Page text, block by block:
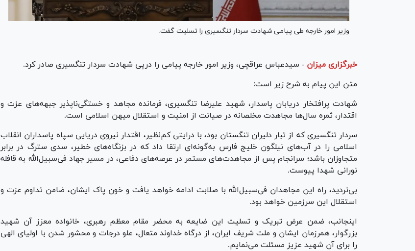
وزیر امور خارجه طی پیامی شهادت سردار تنگسیری را تسلیت گفت.
خبرگزاری میزان - سیدعباس عراقچی، وزیر امور خارجه پیامی را درپی شهادت سردار تنگسیری صادر کرد.
متن این پیام به شرح زیر است:
شهادت پرافتخار دریابان پاسدار، شهید علیرضا تنگسیری، فرمانده مجاهد و خستگی‌ناپذیر جبهه‌های عزت و
اقتدار، ثمره سال‌ها مجاهدت مخلصانه در صیانت از امنیت و استقلال میهن اسلامی است.
سردار تنگسیری که از تبار دلیران تنگستان بود، با درایتی کم‌نظیر، اقتدار نیروی دریایی سپاه پاسداران انقلاب
اسلامی را در آب‌های نیلگون خلیج فارس به‌گونه‌ای ارتقا داد که در بزنگاه‌های خطیر، سدی سترگ در برابر
متجاوزان باشد؛ سرانجام پس از مجاهدت‌های مستمر در عرصه‌های دفاعی، در مسیر جهاد فی‌سبیل‌الله به قافله
نورانی شهدا پیوست.
بی‌تردید، راه این مجاهدان فی‌سبیل‌الله با صلابت ادامه خواهد یافت و خون پاک ایشان، ضامن تداوم عزت و
استقلال این سرزمین خواهد بود.
اینجانب، ضمن عرض تبریک و تسلیت این ضایعه به محضر مقام معظم رهبری، خانواده معزز آن شهید
بزرگوار، همرزمان ایشان و ملت شریف ایران، از درگاه خداوند متعال، علو درجات و محشور شدن با اولیای الهی
را برای آن شهید عزیز مسئلت می‌نمایم.